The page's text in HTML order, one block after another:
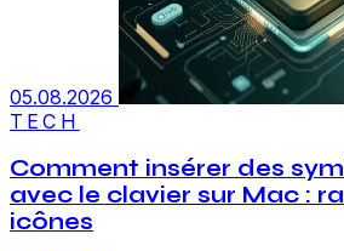
05.08.2026
TECH
Comment insérer des
avec le clavier sur Mac :
icônes